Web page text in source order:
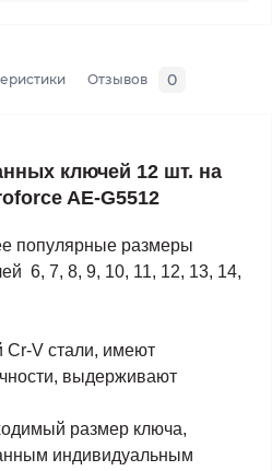
Отзывов 0
ключей 12 шт. на
AE-G5512
популярные размеры
6, 7, 8, 9, 10, 11, 12, 13, 14,
Cr-V стали, имеют
выдерживают
размер ключа,
индивидуальным